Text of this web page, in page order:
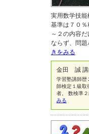
実用数学技
基準は７０％
～２の内容
ならず、問
きをみる
金田 誠 講
学習塾講師
師検定１級取
者。 数検準
みる